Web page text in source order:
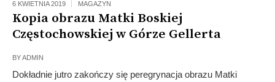
6 KWIETNIA 2019 MAGAZYN
Kopia obrazu Matki Boskiej
Częstochowskiej w Górze Gellerta
BYADMIN
Dokładnie jutro zakończy się peregrynacja obrazu Matki